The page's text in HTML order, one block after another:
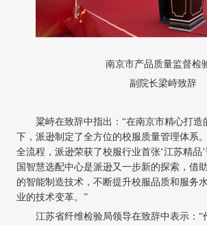
南京市产品质量监督检
副院长梁峙致辞
粱峙在致辞中指出： “在南京市精心打造
下，派逊制定了全方位的校服质量管理体系
全流程，派逊荣获了校服行业首张‘江苏精品
国智慧选配中心是派逊又一步新的探索，借
的智能制造技术，不断提升校服品质和服务
业的技术变革。”
江苏省纤维检验局领导在致辞中表示： “